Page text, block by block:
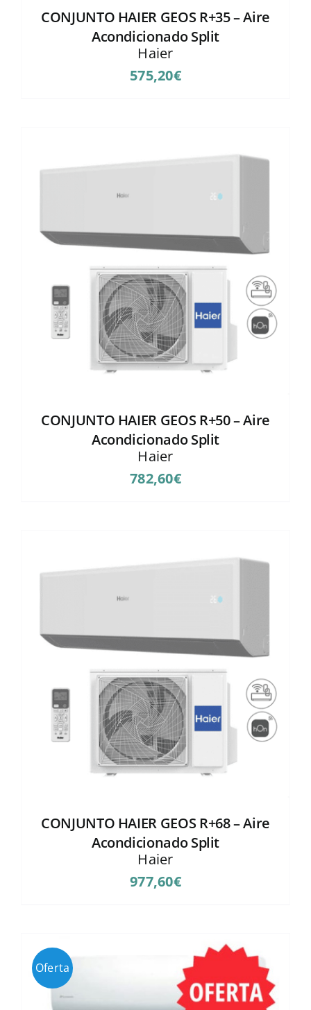
CONJUNTO HAIER GEOS R+35 – Aire
Acondicionado Split
Haier
575,20€
CONJUNTO HAIER GEOS R+50 – Aire
Acondicionado Split
Haier
782,60€
CONJUNTO HAIER GEOS R+68 – Aire
Acondicionado Split
Haier
977,60€
Oferta